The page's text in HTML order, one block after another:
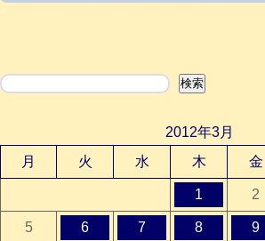
検索 検索
2012年3月
月
火 水 木 金
1 2
5 6 7 8 9